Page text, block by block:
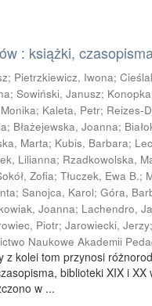
: książki,
; Pietrzkiewicz, Iwona;
;Sowiński, Janusz;
; Kaleta, Petr; Reizes-
; Błażejewska, Joanna;
Marta; Kubis, Barbara;
Lilianna; Rzadkowolska,
Zofia;Tłuczek, Ewa B.;
;Sanojca, Karol;Góra,
Joanna; Lachendro,
Piotr;Jarowiecki, Jerzy;
Naukowe Akademii
z kolei tom przynosi
biblioteki XIX i
w ...